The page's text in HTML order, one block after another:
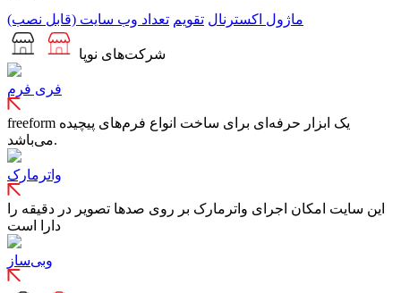
ماژول اکسترنال تقویم تعداد وب سایت (قابل نصب)
شرکت‌های نوپا
فری فرم
freeform یک ابزار حرفه‌ای برای ساخت انواع فرم‌های پیچیده
می‌باشد.
واترمارک
این سایت امکان اجرای واترمارک بر روی صدها تصویر در دقیقه را
دارا است
وبی‌ساز